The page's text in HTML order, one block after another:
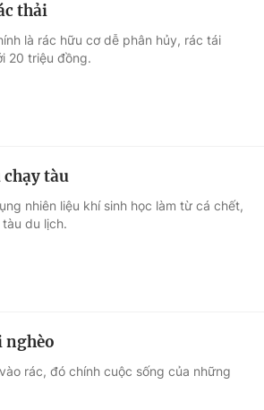
thải
là rác hữu cơ dễ phân hủy, rác tái
20 triệu đồng.
chạy tàu
nhiên liệu khí sinh học làm từ cá chết,
du lịch.
nghèo
rác, đó chính cuộc sống của những